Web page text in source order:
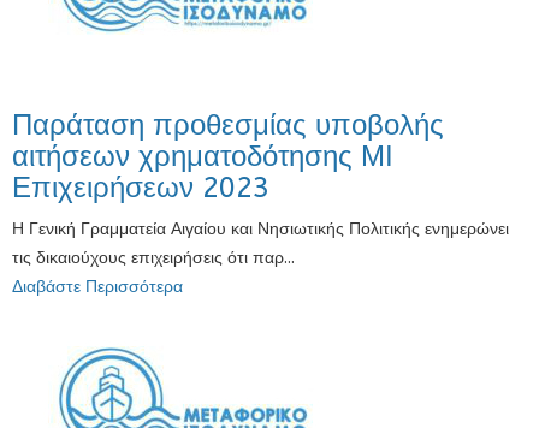
Παράταση προθεσμίας υποβολής
αιτήσεων χρηματοδότησης ΜΙ
Επιχειρήσεων 2023
Η Γενική Γραμματεία Αιγαίου και Νησιωτικής Πολιτικής ενημερώνει
τις δικαιούχους επιχειρήσεις ότι παρ...
Διαβάστε Περισσότερα